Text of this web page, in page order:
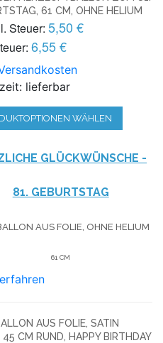
61 CM, OHNE HELIUM
Steuer: 5,50 €
6,55 €
lieferbar
WÄHLEN
GLÜCKWÜNSCHE -
81. GEBURTSTAG
AUS FOLIE, OHNE HELIUM
61 CM
AUS FOLIE, SATIN
CM RUND, HAPPY BIRTHDAY Z